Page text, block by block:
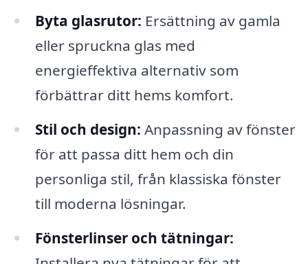
Byta glasrutor: Ersättning av gamla
eller spruckna glas med
energieffektiva alternativ som
förbättrar ditt hems komfort.
Stil och design: Anpassning av fönster
för att passa ditt hem och din
personliga stil, från klassiska fönster
till moderna lösningar.
Fönsterlinser och tätningar: